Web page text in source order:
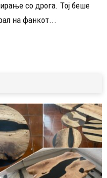
со дрога. Тој беше
на фанкот...